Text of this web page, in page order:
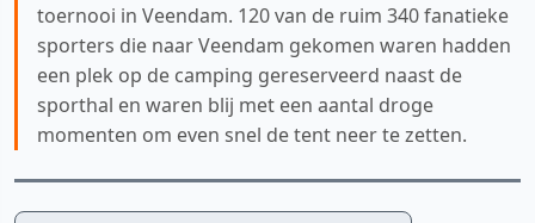
toernooi in Veendam. 120 van de ruim 340 fanatieke
sporters die naar Veendam gekomen waren hadden
een plek op de camping gereserveerd naast de
sporthal en waren blij met een aantal droge
momenten om even snel de tent neer te zetten.